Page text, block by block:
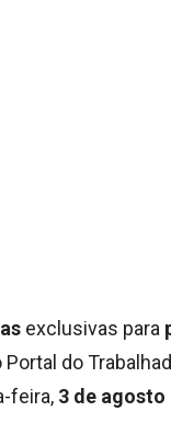
exclusivas para
Portal do
feira, 3 de agosto